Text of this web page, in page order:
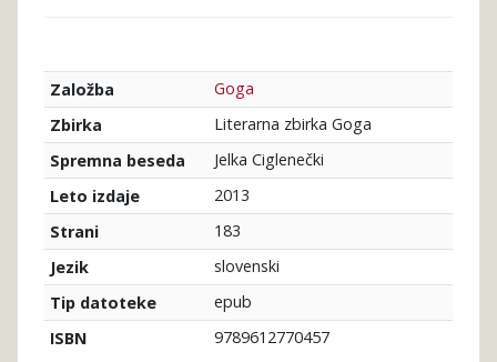
Založba
Goga
Zbirka
Literarna zbirka Goga
Spremna beseda
Jelka Ciglenečki
Leto izdaje
2013
Strani
183
Jezik
slovenski
Tip datoteke
epub
ISBN
9789612770457